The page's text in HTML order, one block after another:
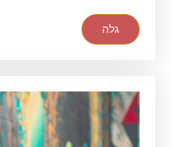
גלה